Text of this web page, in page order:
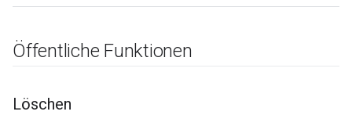
Öffentliche Funktionen
Löschen